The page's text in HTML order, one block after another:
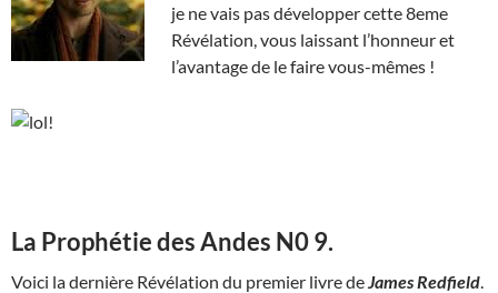
je ne vais pas développer cette 8eme
Révélation, vous laissant l’honneur et
l’avantage de le faire vous-mêmes !
La Prophétie des Andes N0 9.
Voici la dernière Révélation du premier livre de James Redfield